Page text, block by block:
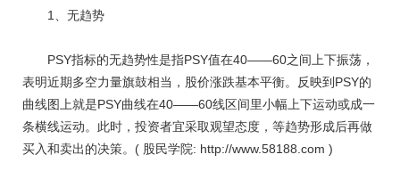
1、无趋势
PSY指标的无趋势性是指PSY值在40——60之间上下振荡，
表明近期多空力量旗鼓相当，股价涨跌基本平衡。反映到PSY的
曲线图上就是PSY曲线在40——60线区间里小幅上下运动或成一
条横线运动。此时，投资者宜采取观望态度，等趋势形成后再做
买入和卖出的决策。( 股民学院: http://www.58188.com )